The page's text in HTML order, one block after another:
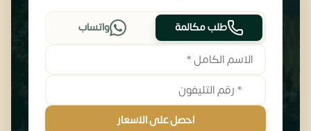
طلب مكالمة واتساب
احصل على الاسعار